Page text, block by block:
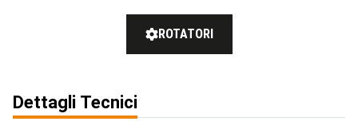
ROTATORI
Dettagli Tecnici